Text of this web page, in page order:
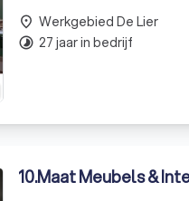
maar ook estheti
place Werkgebied De Lier
timelapse 27 jaar in bedrijf
10.Maat Meubels &